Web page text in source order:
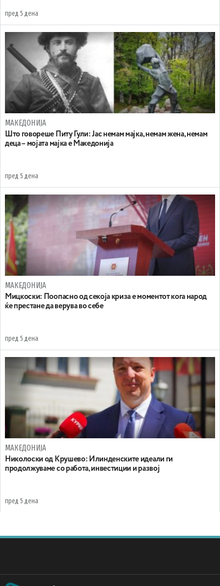
пред 5 дена
МАКЕДОНИЈА
Што говореше Питу Гули: Јас немам мајка, немам жена, немам
деца – мојата мајка е Македонија
пред 5 дена
МАКЕДОНИЈА
Мицкоски: Поопасно од секоја криза е моментот кога народ
ќе престане да верува во себе
пред 5 дена
МАКЕДОНИЈА
Николоски од Крушево: Илинденските идеали ги
продолжуваме со работа, инвестиции и развој
пред 5 дена